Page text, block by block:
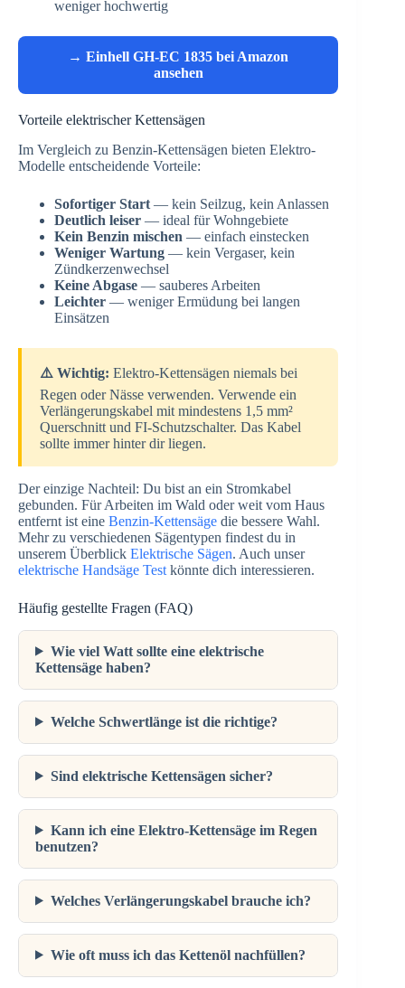
weniger hochwertig
→ Einhell GH-EC 1835 bei Amazon
ansehen
Vorteile elektrischer Kettensägen
Im Vergleich zu Benzin-Kettensägen bieten Elektro-
Modelle entscheidende Vorteile:
Sofortiger Start — kein Seilzug, kein Anlassen
Deutlich leiser — ideal für Wohngebiete
Kein Benzin mischen — einfach einstecken
Weniger Wartung — kein Vergaser, kein
Zündkerzenwechsel
Keine Abgase — sauberes Arbeiten
Leichter — weniger Ermüdung bei langen
Einsätzen
⚠️ Wichtig: Elektro-Kettensägen niemals bei
Regen oder Nässe verwenden. Verwende ein
Verlängerungskabel mit mindestens 1,5 mm²
Querschnitt und FI-Schutzschalter. Das Kabel
sollte immer hinter dir liegen.
Der einzige Nachteil: Du bist an ein Stromkabel
gebunden. Für Arbeiten im Wald oder weit vom Haus
entfernt ist eine Benzin-Kettensäge die bessere Wahl.
Mehr zu verschiedenen Sägentypen findest du in
unserem Überblick Elektrische Sägen. Auch unser
elektrische Handsäge Test könnte dich interessieren.
Häufig gestellte Fragen (FAQ)
Wie viel Watt sollte eine elektrische
Kettensäge haben?
Welche Schwertlänge ist die richtige?
Sind elektrische Kettensägen sicher?
Kann ich eine Elektro-Kettensäge im Regen
benutzen?
Welches Verlängerungskabel brauche ich?
Wie oft muss ich das Kettenöl nachfüllen?